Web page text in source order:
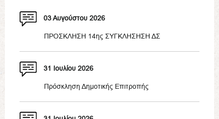
03 Αυγούστου 2026
ΠΡΟΣΚΛΗΣΗ 14ης ΣΥΓΚΛΗΣΗΣΗ ΔΣ
31 Ιουλίου 2026
Πρόσκληση Δημοτικής Επιτροπής